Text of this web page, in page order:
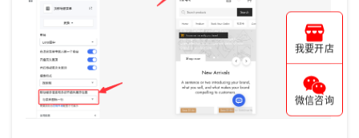
我要开店
微信咨询